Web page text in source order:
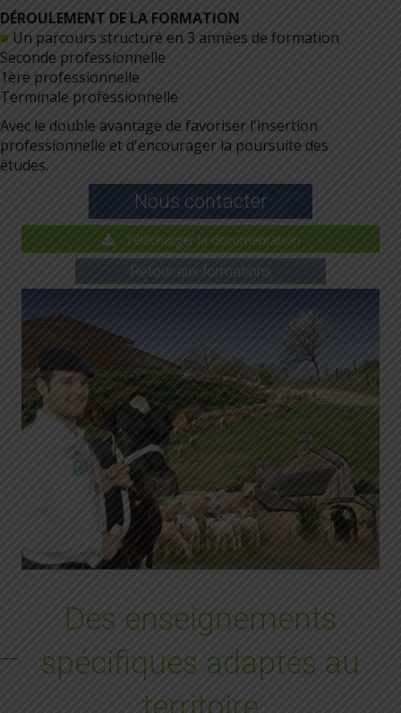
DÉROULEMENT DE LA FORMATION
■ Un parcours structuré en 3 années de formation
Seconde professionnelle
1ère professionnelle
Terminale professionnelle
Avec le double avantage de favoriser l'insertion
professionnelle et d'encourager la poursuite des
études.
Nous contacter
Télécharger la documentation
Retour aux formations
Des enseignements
spécifiques adaptés au